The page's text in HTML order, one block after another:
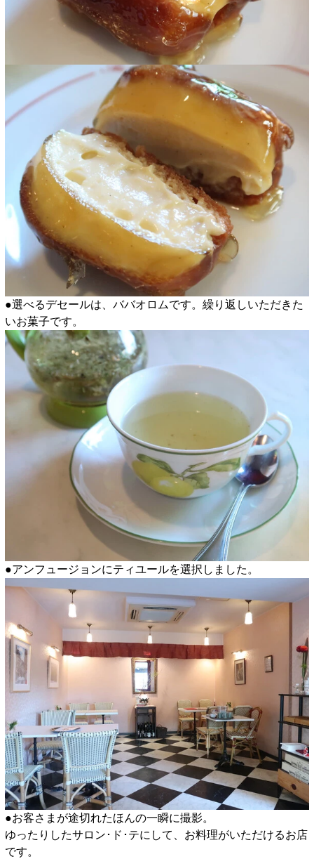
●選べるデセールは、ババオロムです。繰り返しいただきた
いお菓子です。
●アンフュージョンにティユールを選択しました。
●お客さまが途切れたほんの一瞬に撮影。
ゆったりしたサロン･ド･テにして、お料理がいただけるお店
です。